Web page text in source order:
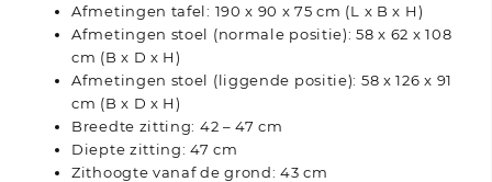
Afmetingen tafel: 190 x 90 x 75 cm (L x B x H)
Afmetingen stoel (normale positie): 58 x 62 x 108
cm (B x D x H)
Afmetingen stoel (liggende positie): 58 x 126 x 91
cm (B x D x H)
Breedte zitting: 42 – 47 cm
Diepte zitting: 47 cm
Zithoogte vanaf de grond: 43 cm